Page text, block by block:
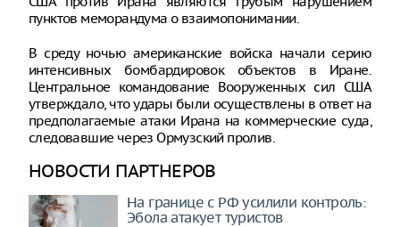
пунктов меморандума о взаимопонимании.
В среду ночью американские войска начали серию
интенсивных бомбардировок объектов в Иране.
Центральное командование Вооруженных сил США
утверждало, что удары были осуществлены в ответ на
предполагаемые атаки Ирана на коммерческие суда,
следовавшие через Ормузский пролив.
НОВОСТИ ПАРТНЕРОВ
На границе с РФ усилили контроль:
Эбола атакует туристов